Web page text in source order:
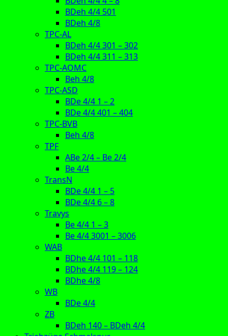
BDeh 4/4 501
BDeh 4/8
TPC-AL
BDeh 4/4 301 – 302
BDeh 4/4 311 – 313
TPC-AOMC
Beh 4/8
TPC-ASD
BDe 4/4 1 – 2
BDe 4/4 401 – 404
TPC-BVB
Beh 4/8
TPF
ABe 2/4 – Be 2/4
Be 4/4
TransN
BDe 4/4 1 – 5
BDe 4/4 6 – 8
Travys
Be 4/4 1 – 3
Be 4/4 3001 – 3006
WAB
BDhe 4/4 101 – 118
BDhe 4/4 119 – 124
BDhe 4/8
WB
BDe 4/4
ZB
BDeh 140 – BDeh 4/4